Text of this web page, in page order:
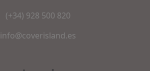
(+34) 928 500 820
info@coverisland.es